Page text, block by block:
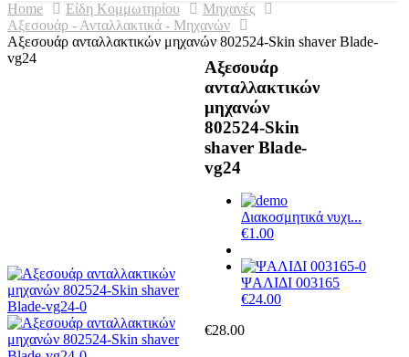
Home
Είδη Κομμωτηρίου
Μηχανές
Αξεσουάρ - Ανταλλακτικά - Μηχανών
Αξεσουάρ ανταλλακτικών μηχανών 802524-Skin shaver Blade-
vg24
Αξεσουάρ
ανταλλακτικών
μηχανών
802524-Skin
shaver Blade-
vg24
Διακοσμητικά νυχι...
€1.00
ΨΑΛΙΔΙ 003165
€24.00
€28.00